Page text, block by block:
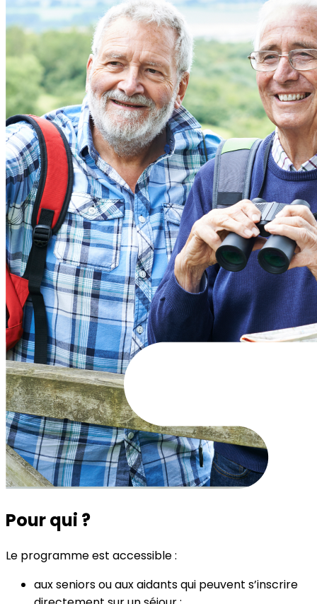
Pour qui ?
Le programme est accessible :
aux seniors ou aux aidants qui peuvent s’inscrire